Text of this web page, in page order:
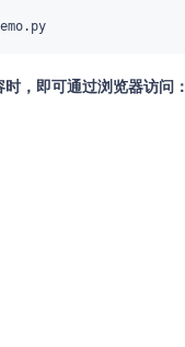
，即可通过浏览器访问：